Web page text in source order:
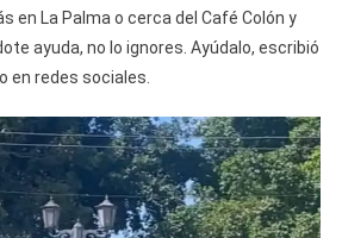
en La Palma o cerca del Café Colón y
ayuda, no lo ignores. Ayúdalo, escribió
en redes sociales.